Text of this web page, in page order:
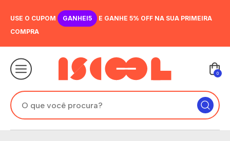
USE O CUPOM GANHEI5
E GANHE 5% OFF NA SUA PRIMEIRA
COMPRA
0